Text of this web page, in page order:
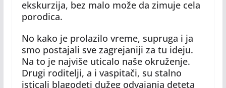
ekskurzija, bez malo može da zimuje cela
porodica.
No kako je prolazilo vreme, supruga i ja
smo postajali sve zagrejaniji za tu ideju.
Na to je najviše uticalo naše okruženje.
Drugi roditelji, a i vaspitači, su stalno
isticali blagodeti dužeg odvajanja deteta